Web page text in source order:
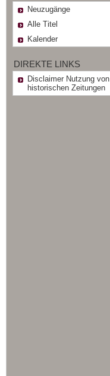
Neuzugänge
Alle Titel
Kalender
DIREKTE LINKS
Disclaimer Nutzung von
historischen Zeitungen